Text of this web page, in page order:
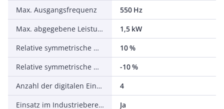
Max. Ausgangsfrequenz
550 Hz
Max. abgegebene Leistung bei linearer Belastung bei Bemessungsausgangsspannung
1,5 kW
Relative symmetrische Netzfrequenztoleranz
10 %
Relative symmetrische Netzspannungstoleranz
-10 %
Anzahl der digitalen Eingänge
4
Einsatz im Industriebereich zulässig
Ja